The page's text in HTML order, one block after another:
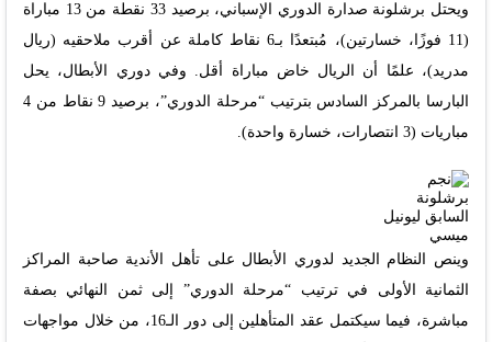
ويحتل برشلونة صدارة الدوري الإسباني، برصيد 33 نقطة من 13 مباراة
(11 فوزًا، خسارتين)، مُبتعدًا بـ6 نقاط كاملة عن أقرب ملاحقيه (ريال
مدريد)، علمًا أن الريال خاض مباراة أقل. وفي دوري الأبطال، يحل
البارسا بالمركز السادس بترتيب “مرحلة الدوري”، برصيد 9 نقاط من 4
مباريات (3 انتصارات، خسارة واحدة).
وينص النظام الجديد لدوري الأبطال على تأهل الأندية صاحبة المراكز
الثمانية الأولى في ترتيب “مرحلة الدوري” إلى ثمن النهائي بصفة
مباشرة، فيما سيكتمل عقد المتأهلين إلى دور الـ16، من خلال مواجهات